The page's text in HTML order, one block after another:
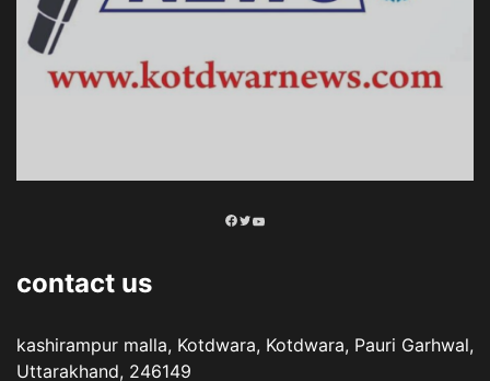
Facebook
Twitter
YouTube
contact us
kashirampur malla, Kotdwara, Kotdwara, Pauri Garhwal,
Uttarakhand, 246149